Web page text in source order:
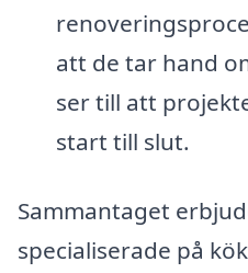
att de tar hand
ser till att
start till slut.
Sammantaget
specialiserade på